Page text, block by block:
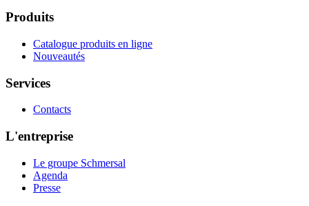
Produits
Catalogue produits en ligne
Nouveautés
Services
Contacts
L'entreprise
Le groupe Schmersal
Agenda
Presse